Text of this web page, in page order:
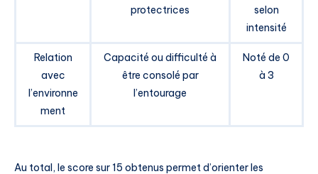
protectrices
selon
intensité
Relation
avec
l’environne
ment
Capacité ou difficulté à
être consolé par
l’entourage
Noté de 0
à 3
Au total, le score sur 15 obtenus permet d’orienter les